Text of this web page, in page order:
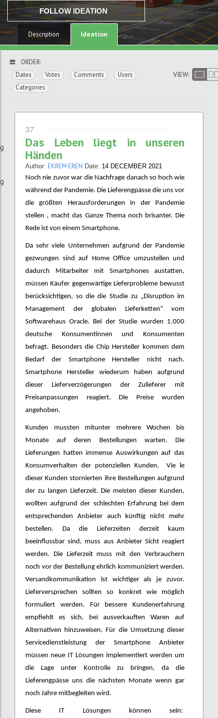
FOLLOW IDEATION
Description Ideation
ORDER:
Dates
Votes Comments
Users
Categories
VIEW:
37
Das Leben liegt in unseren
Händen
Author: EKREM EREN Date: 14 DECEMBER 2021
Noch nie zuvor war die Nachfrage danach so hoch wie
während der Pandemie. Die Lieferengpässe die uns vor
die größten Herausforderungen in der Pandemie
stellen , macht das Ganze Thema noch brisanter. Die
Rede ist von einem Smartphone.
Da sehr viele Unternehmen aufgrund der Pandemie
gezwungen sind auf Home Office umzustellen und
dadurch Mitarbeiter mit Smartphones austatten,
müssen Käufer gegenwärtige Lieferprobleme bewusst
berücksichtigen, so die die Studie zu „Disruption im
Management der globalen Lieferketten“ vom
Softwarehaus Oracle. Bei der Studie wurden 1.000
deutsche Konsumentinnen und Konsumenten
befragt. Besonders die Chip Hersteller kommen dem
Bedarf der Smartphone Hersteller nicht nach.
Smartphone Hersteller wiederum haben aufgrund
dieser Lieferverzögerungen der Zulieferer mit
Preisanpassungen reagiert. Die Preise wurden
angehoben.
Kunden mussten mitunter mehrere Wochen bis
Monate auf deren Bestellungen warten. Die
Lieferungen hatten immense Auswirkungen auf das
Konsumverhalten der potenziellen Kunden. Vie le
dieser Kunden stornierten ihre Bestellungen aufgrund
der zu langen Lieferzeit. Die meisten dieser Kunden,
wollten aufgrund der schlechten Erfahrung bei dem
entsprechenden Anbieter auch künftig nicht mehr
bestellen. Da die Lieferzeiten derzeit kaum
beeinflussbar sind, muss aus Anbieter Sicht reagiert
werden. Die Lieferzeit muss mit den Verbrauchern
noch vor der Bestellung ehrlich kommuniziert werden.
Versandkommunikation ist wichtiger als je zuvor.
Lieferversprechen sollten so konkret wie möglich
formuliert werden. Für bessere Kundenerfahrung
empfiehlt es sich, bei ausverkauften Waren auf
Alternativen hinzuweisen. Für die Umsetzung dieser
Servicedienstleistung der Smartphone Anbieter
müssen neue IT Lösungen implementiert werden um
die Lage unter Kontrolle zu bringen, da die
Lieferengpässe uns die nächsten Monate wenn gar
noch Jahre mitbegleiten wird.
Diese IT Lösungen können sein: